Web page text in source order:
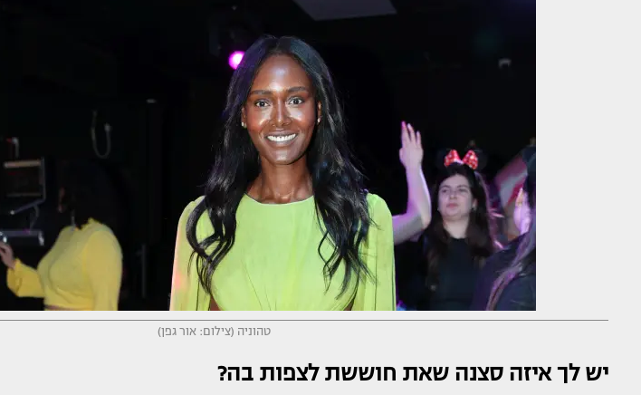
טהוניה (צילום: אור גפן)
יש לך איזה סצנה שאת חוששת לצפות בה?